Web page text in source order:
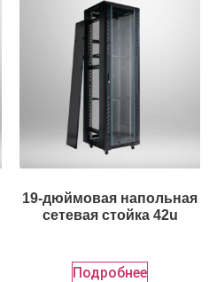
19-дюймовая напольная
сетевая стойка 42u
Подробнее